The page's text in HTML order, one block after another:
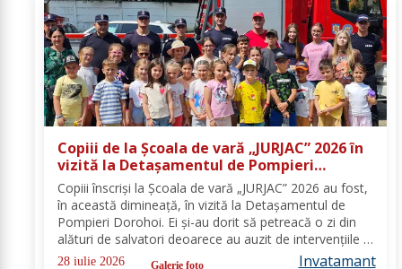
Copiii de la Școala de vară „JURJAC” 2026 în
vizită la Detașamentul de Pompieri
Dorohoi - FOTO
Copiii înscriși la Școala de vară „JURJAC” 2026 au fost,
în această dimineață, în vizită la Detașamentul de
Pompieri Dorohoi. Ei și-au dorit să petreacă o zi din
alături de salvatori deoarece au auzit de intervențiile la
care au participat și de oamenii pe care i-au ajutat de-
28 iulie 2026 Galerie foto Invatamant